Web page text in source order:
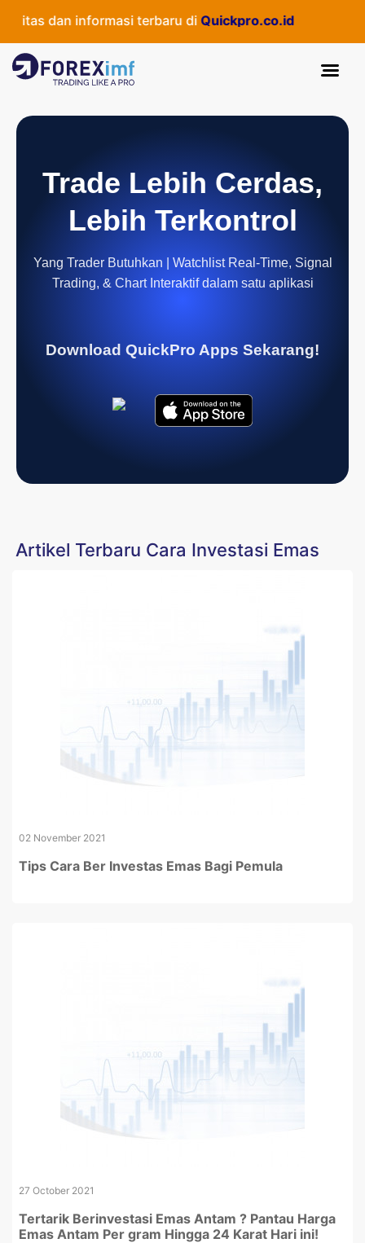
dan informasi terbaru diQuickpro.co.id
Trade Lebih Cerdas,
Lebih Terkontrol
Yang Trader Butuhkan | Watchlist Real-Time, Signal
Trading, & Chart Interaktif dalam satu aplikasi
Download QuickPro Apps Sekarang!
Artikel Terbaru Cara Investasi Emas
02 November 2021
Tips Cara Ber Investas Emas Bagi Pemula
27 October 2021
Tertarik Berinvestasi Emas Antam ? Pantau Harga
Emas Antam Per gram Hingga 24 Karat Hari ini!